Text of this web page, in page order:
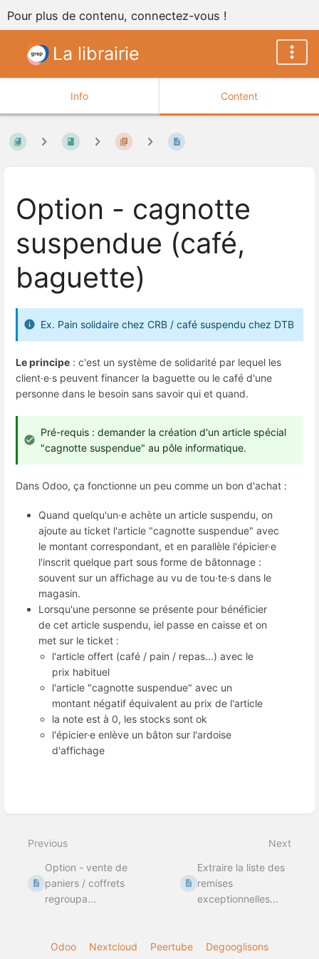
Pour plus de contenu, connectez-vous !
La librairie
Info Content
Option - cagnotte
suspendue (café,
baguette)
Ex. Pain solidaire chez CRB / café suspendu chez DTB
Le principe : c'est un système de solidarité par lequel les
client·e·s peuvent financer la baguette ou le café d'une
personne dans le besoin sans savoir qui et quand.
Pré-requis : demander la création d'un article spécial
"cagnotte suspendue" au pôle informatique.
Dans Odoo, ça fonctionne un peu comme un bon d'achat :
Quand quelqu'un·e achète un article suspendu, on
ajoute au ticket l'article "cagnotte suspendue" avec
le montant correspondant, et en parallèle l'épicier·e
l'inscrit quelque part sous forme de bâtonnage :
souvent sur un affichage au vu de tou·te·s dans le
magasin.
Lorsqu'une personne se présente pour bénéficier
de cet article suspendu, iel passe en caisse et on
met sur le ticket :
l'article offert (café / pain / repas...) avec le
prix habituel
l'article "cagnotte suspendue" avec un
montant négatif équivalent au prix de l'article
la note est à 0, les stocks sont ok
l'épicier·e enlève un bâton sur l'ardoise
d'affichage
mode
Previous
Option - vente de
paniers / coffrets
regroupa...
Next
Extraire la liste des
remises
exceptionnelles...
Odoo Nextcloud Peertube Degooglisons